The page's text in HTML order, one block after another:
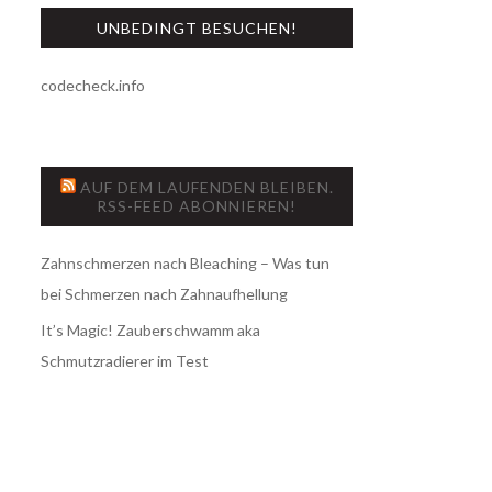
UNBEDINGT BESUCHEN!
codecheck.info
AUF DEM LAUFENDEN BLEIBEN.
RSS-FEED ABONNIEREN!
Zahnschmerzen nach Bleaching – Was tun
bei Schmerzen nach Zahnaufhellung
It’s Magic! Zauberschwamm aka
Schmutzradierer im Test